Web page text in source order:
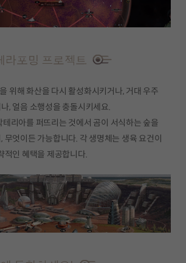
위해 화산을 다시 활성화시키거나, 거대 우주
, 얼음 소행성을 충돌시키세요.
테리아를 퍼뜨리는 것에서 곰이 서식하는 숲을
무엇이든 가능합니다. 각 생명체는 생육 요건이
적인 혜택을 제공합니다.